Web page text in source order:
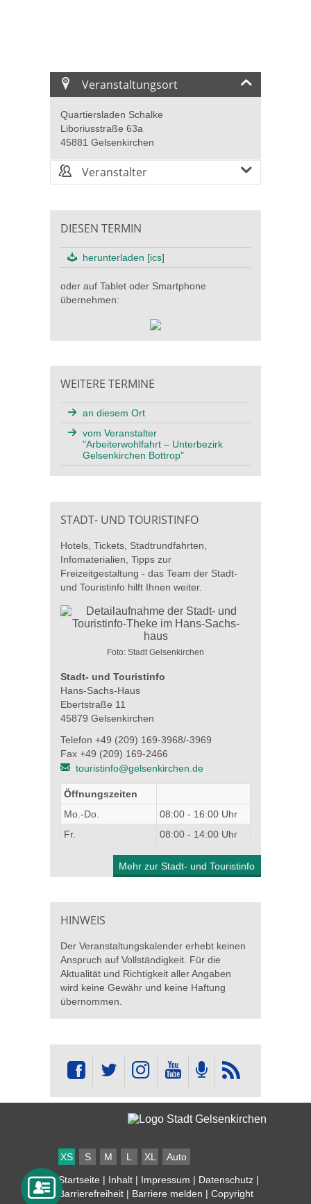
Veranstaltungsort
Quartiersladen Schalke
Liboriusstraße 63a
45881 Gelsenkirchen
Veranstalter
DIESEN TERMIN
herunterladen [ics]
oder auf Tablet oder Smartphone
übernehmen:
WEITERE TERMINE
an diesem Ort
vom Veranstalter
"Arbeiterwohlfahrt – Unterbezirk
Gelsenkirchen Bottrop"
STADT- UND TOURISTINFO
Hotels, Tickets, Stadtrundfahrten,
Infomaterialien, Tipps zur
Freizeitgestaltung - das Team der Stadt-
und Touristinfo hilft Ihnen weiter.
Foto: Stadt Gelsenkirchen
Stadt- und Touristinfo
Hans-Sachs-Haus
Ebertstraße 11
45879 Gelsenkirchen
Telefon +49 (209) 169-3968/-3969
Fax +49 (209) 169-2466
touristinfo@gelsenkirchen.de
Öffnungszeiten
Mo.-Do.
08:00 - 16:00 Uhr
Fr.
08:00 - 14:00 Uhr
Mehr zur Stadt- und Touristinfo
HINWEIS
Der Veranstaltungskalender erhebt keinen
Anspruch auf Vollständigkeit. Für die
Aktualität und Richtigkeit aller Angaben
wird keine Gewähr und keine Haftung
übernommen.
XS S M L XL Auto
Startseite | Inhalt | Impressum | Datenschutz |
Barrierefreiheit | Barriere melden | Copyright